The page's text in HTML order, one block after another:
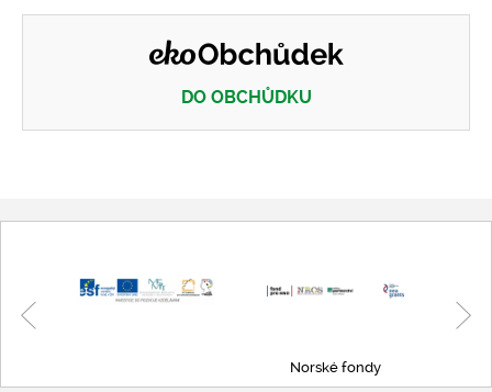
DO OBCHŮDKU
Norské fondy